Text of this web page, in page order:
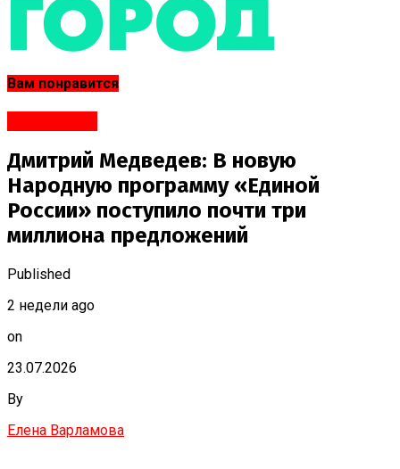
Вам понравится
Дмитрий Медведев: В новую
Народную программу «Единой
России» поступило почти три
миллиона предложений
Published
2 недели ago
on
23.07.2026
By
Елена Варламова